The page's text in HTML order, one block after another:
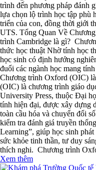
trình đến phương pháp đánh
lựa chọn lộ trình học tập phù
triển của con, đồng thời giới
UTS. Tổng Quan Về
trình Cambridge là gì?
thức học thuật Nhờ tính học
học sinh có định hướng
đuổi các ngành học mang
Chương trình Oxford (OIC)
(OIC) là chương trình giáo
University Press, thuộc Đại
tính hiện đại, được xây dựng
toàn cầu hóa và chuyển đổi
kiểm tra đánh giá truyền
Learning”, giúp học sinh
sức khỏe tinh thần, tư duy
thích nghi. Chương trình
Xem thêm